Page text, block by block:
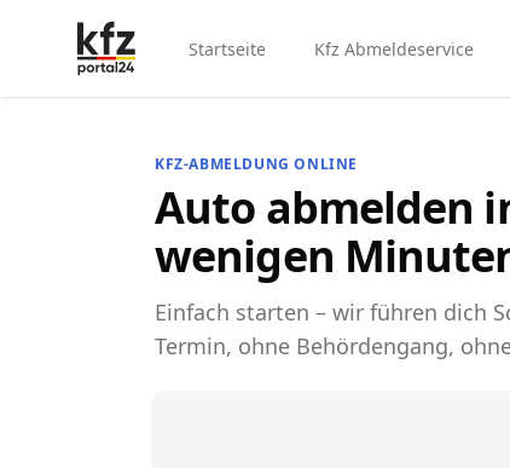
Startseite Kfz Abmeldeservice
KFZ-ABMELDUNG ONLINE
Auto abmelden
wenigen
Einfach starten – wir führen dich
Termin, ohne Behördengang,